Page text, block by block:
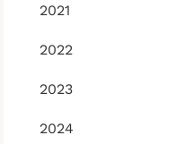
2021
2022
2023
2024